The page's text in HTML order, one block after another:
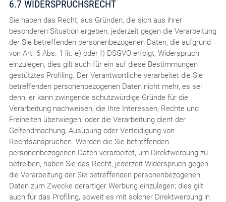
6.7 WIDERSPRUCHSRECHT
Sie haben das Recht, aus Gründen, die sich aus ihrer
besonderen Situation ergeben, jederzeit gegen die Verarbeitung
der Sie betreffenden personenbezogenen Daten, die aufgrund
von Art. 6 Abs. 1 lit. e) oder f) DSGVO erfolgt, Widerspruch
einzulegen; dies gilt auch für ein auf diese Bestimmungen
gestütztes Profiling. Der Verantwortliche verarbeitet die Sie
betreffenden personenbezogenen Daten nicht mehr, es sei
denn, er kann zwingende schutzwürdige Gründe für die
Verarbeitung nachweisen, die Ihre Interessen, Rechte und
Freiheiten überwiegen, oder die Verarbeitung dient der
Geltendmachung, Ausübung oder Verteidigung von
Rechtsansprüchen. Werden die Sie betreffenden
personenbezogenen Daten verarbeitet, um Direktwerbung zu
betreiben, haben Sie das Recht, jederzeit Widerspruch gegen
die Verarbeitung der Sie betreffenden personenbezogenen
Daten zum Zwecke derartiger Werbung einzulegen; dies gilt
auch für das Profiling, soweit es mit solcher Direktwerbung in